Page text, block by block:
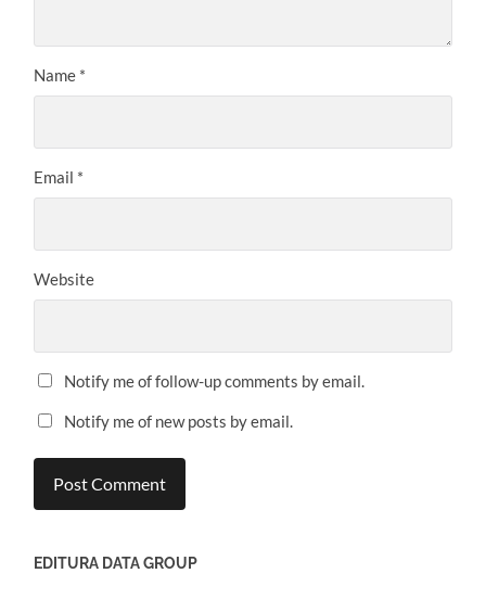
Name *
Email *
Website
Notify me of follow-up comments by email.
Notify me of new posts by email.
EDITURA DATA GROUP